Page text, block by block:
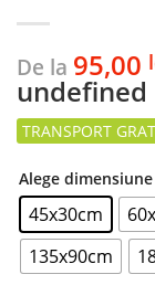
De la 95,00
undefined
Alege dimensiune
45x30cm
135x90cm